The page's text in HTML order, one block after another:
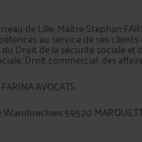
de Lille, Maître Stephan
au service de ses clients
Droit de la sécurité sociale et
Droit commercial, des
et Droit du travail et social.
de Maître FARINA s'étend
conseil, comme les consultations
mandats de représentation
passant par la prise en charge
afférentes à chaque
AVOCATS
59520